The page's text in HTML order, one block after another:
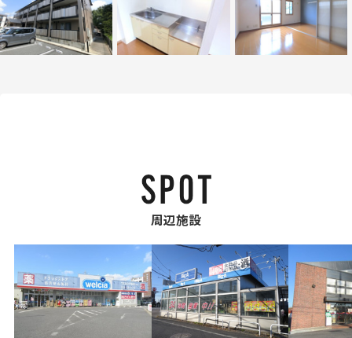
周辺施設